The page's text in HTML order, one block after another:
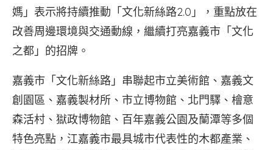
媽」表示將持續推動「文化新絲路2.0」，重點放在
改善周邊環境與交通動線，繼續打亮嘉義市「文化
之都」的招牌。
嘉義市「文化新絲路」串聯起市立美術館、嘉義文
創園區、嘉義製材所、市立博物館、北門驛、檜意
森活村、獄政博物館、百年嘉義公園及蘭潭等多個
特色亮點，江嘉義市最具城市代表性的木都產業、